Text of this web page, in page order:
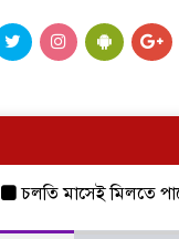
চলতি মাসেই মিলতে পারে